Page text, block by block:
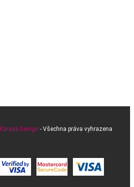
Karaya Design - Všechna práva vyhrazena